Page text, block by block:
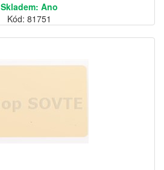
Skladem: Ano
Kód: 81751